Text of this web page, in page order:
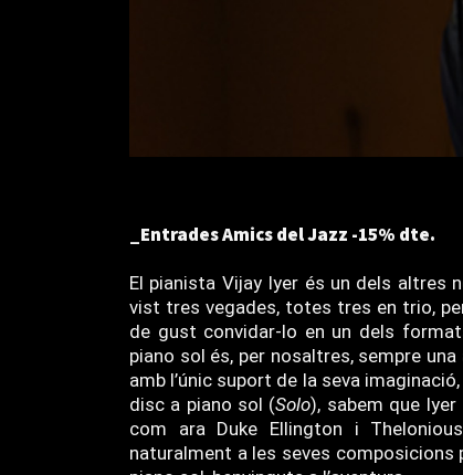
_Entrades Amics del Jazz -15% dte.
El pianista Vijay Iyer és un dels altres
vist tres vegades, totes tres en trio,
de gust convidar-lo en un dels
piano sol és, per nosaltres, sempre
amb l’únic suport de la seva
disc a piano sol (Solo), sabem que
com ara Duke Ellington i
naturalment a les seves composicions